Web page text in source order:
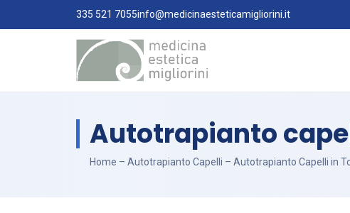
335 521 7055info@medicinaesteticamigliorini.it
Autotrapianto
Home – Autotrapianto Capelli – Autotrapianto Capelli in